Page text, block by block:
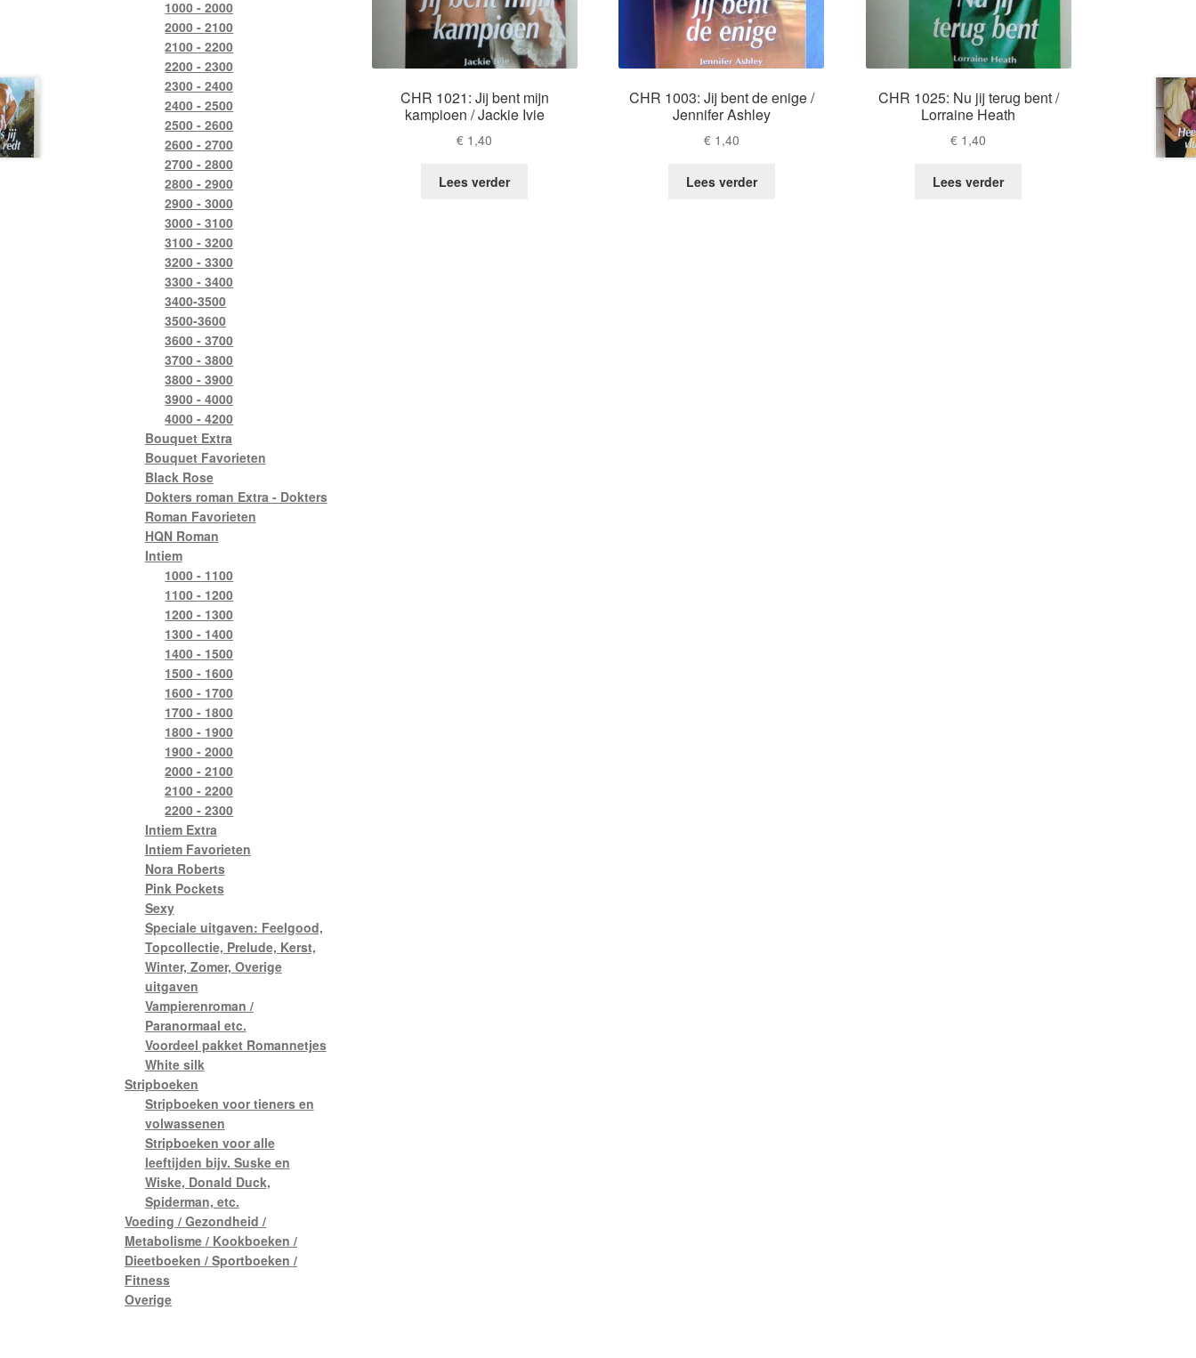
CHR 1021: Jij bent mijn
kampioen / Jackie Ivie
€ 1,40
Lees verder
CHR 1003: Jij bent de enige /
Jennifer Ashley
€1,40
Lees verder
CHR 1025: Nu jij terug bent /
Lorraine Heath
€ 1,40
Lees verder
1000 - 2000
2000 - 2100
2100 - 2200
2200 - 2300
2300 - 2400
2400 - 2500
2500 - 2600
2600 - 2700
2700 - 2800
2800 - 2900
2900 - 3000
3000 - 3100
3100 - 3200
3200 - 3300
3300 - 3400
3400-3500
3500-3600
3600 - 3700
3700 - 3800
3800 - 3900
3900 - 4000
4000 - 4200
Bouquet Extra
Bouquet Favorieten
Black Rose
Dokters roman Extra - Dokters
Roman Favorieten
HQN Roman
Intiem
1000 - 1100
1100 - 1200
1200 - 1300
1300 - 1400
1400 - 1500
1500 - 1600
1600 - 1700
1700 - 1800
1800 - 1900
1900 - 2000
2000 - 2100
2100 - 2200
2200 - 2300
Intiem Extra
Intiem Favorieten
Nora Roberts
Pink Pockets
Sexy
Speciale uitgaven: Feelgood,
Topcollectie, Prelude, Kerst,
Winter, Zomer, Overige
uitgaven
Vampierenroman /
Paranormaal etc.
Voordeel pakket Romannetjes
White silk
Stripboeken
Stripboeken voor tieners en
volwassenen
Stripboeken voor alle
leeftijden bijv. Suske en
Wiske, Donald Duck,
Spiderman, etc.
Voeding / Gezondheid /
Metabolisme / Kookboeken /
Dieetboeken / Sportboeken /
Fitness
Overige